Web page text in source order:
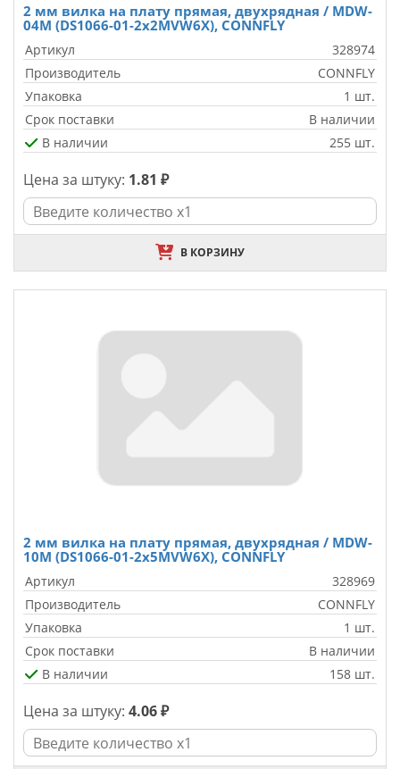
2 мм вилка на плату прямая, двухрядная / MDW-
04M (DS1066-01-2x2MVW6X), CONNFLY
Артикул
328974
Производитель
CONNFLY
Упаковка
1 шт.
Срок поставки
В наличии
В наличии
255 шт.
Цена за штуку: 1.81 ₽
В КОРЗИНУ
2 мм вилка на плату прямая, двухрядная / MDW-
10M (DS1066-01-2x5MVW6X), CONNFLY
Артикул
328969
Производитель
CONNFLY
Упаковка
1 шт.
Срок поставки
В наличии
В наличии
158 шт.
Цена за штуку: 4.06 ₽